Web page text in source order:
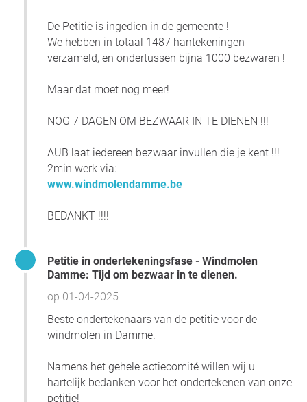
www.windmolendamme.be
BEDANKT !
De Petitie is ingedien in de gemeente !
We hebben in totaal 1487 hantekeningen
verzameld, en ondertussen bijna 1000 bezwaren !
Maar dat moet nog meer!
NOG 7 DAGEN OM BEZWAAR IN TE DIENEN !!!
AUB laat iedereen bezwaar invullen die je kent !!!
2min werk via:
www.windmolendamme.be
BEDANKT !!!!
Petitie in ondertekeningsfase - Windmolen
Damme: Tijd om bezwaar in te dienen.
op 01-04-2025
Beste ondertekenaars van de petitie voor de
windmolen in Damme.
Namens het gehele actiecomité willen wij u
hartelijk bedanken voor het ondertekenen van onze
petitie!